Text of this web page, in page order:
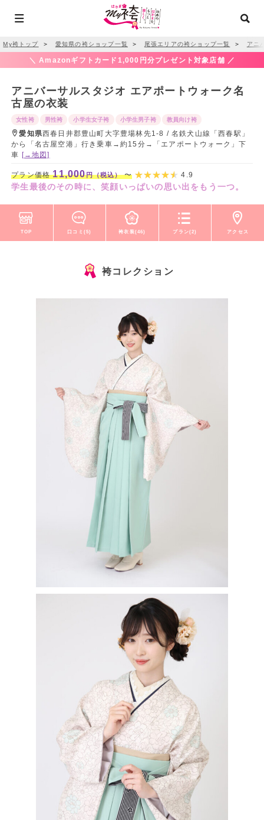
My袴トップ ＞ 愛知県の袴ショップ一覧 ＞ 尾張エリアの袴ショップ一覧 ＞ アニ
＼ Amazonギフトカード1,000円分プレゼント対象店舗 ／
アニバーサルスタジオ エアポートウォーク名
古屋の衣装
女性袴 男性袴 小学生女子袴 小学生男子袴 教員向け袴
愛知県西春日井郡豊山町大字豊場林先1-8 / 名鉄犬山線「西春駅」
から「名古屋空港」行き乗車→約15分→「エアポートウォーク」下
車 [→地図]
プラン価格11,000円（税込）〜 4.9
学生最後のその時に、笑顔いっぱいの思い出をもう一つ。
TOP 口コミ(5) 袴衣装(46) プラン(2) アクセス
袴コレクション